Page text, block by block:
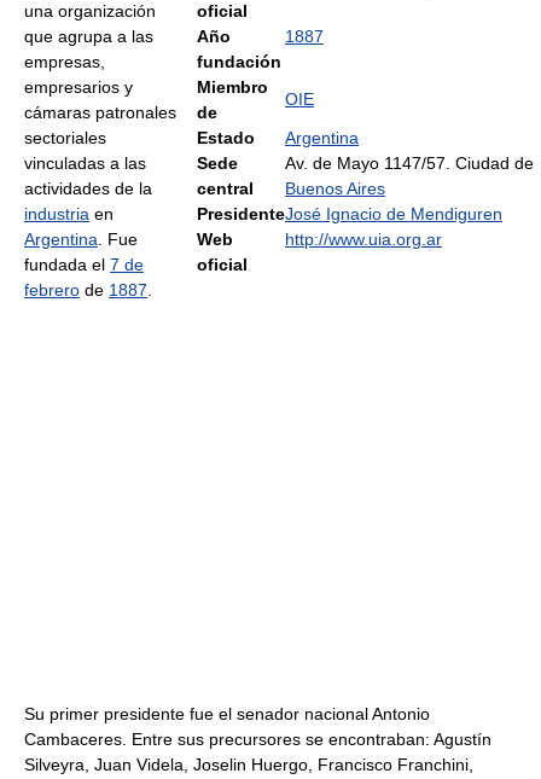
oficial
Año
fundación
1887
Miembro
de
OIE
Estado
Argentina
Sede
central
Av. de Mayo 1147/57. Ciudad de
Buenos Aires
PresidenteJosé Ignacio de Mendiguren
Web
oficial
http://www.uia.org.ar
una organización
que agrupa a las
empresas,
empresarios y
cámaras patronales
sectoriales
vinculadas a las
actividades de la
industria en
Argentina . Fue
fundada el 7 de
febrero de 1887
Su primer presidente fue el senador nacional Antonio
Cambaceres. Entre sus precursores se encontraban: Agustín
Silveyra, Juan Videla, Joselin Huergo, Francisco Franchini,